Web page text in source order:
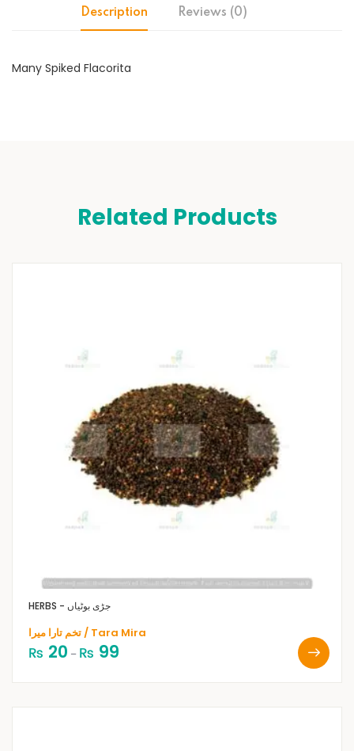
Description Reviews (0)
Many Spiked Flacorita
Related Products
HERBS - جڑی بوٹیاں
تخم تارا میرا / Tara Mira
₨ 20 – ₨ 99